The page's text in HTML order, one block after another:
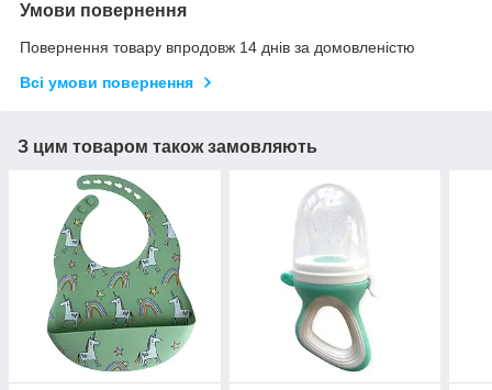
Умови повернення
Повернення товару впродовж 14 днів за домовленістю
Всі умови повернення
З цим товаром також замовляють